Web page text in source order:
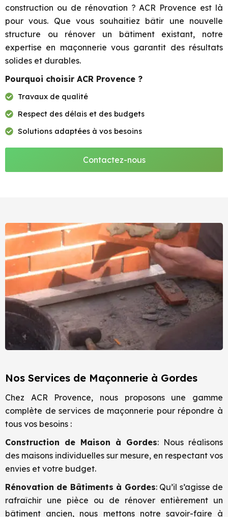
construction ou de rénovation ? ACR Provence est là
pour vous. Que vous souhaitiez bâtir une nouvelle
structure ou rénover un bâtiment existant, notre
expertise en maçonnerie vous garantit des résultats
solides et durables.
Pourquoi choisir ACR Provence ?
Travaux de qualité
Respect des délais et des budgets
Solutions adaptées à vos besoins
Contactez-nous
Nos Services de Maçonnerie à Gordes
Chez ACR Provence, nous proposons une gamme
complète de services de maçonnerie pour répondre à
tous vos besoins :
Construction de Maison à Gordes: Nous réalisons
des maisons individuelles sur mesure, en respectant vos
envies et votre budget.
Rénovation de Bâtiments à Gordes: Qu’il s’agisse de
rafraîchir une pièce ou de rénover entièrement un
bâtiment ancien, nous mettons notre savoir-faire à